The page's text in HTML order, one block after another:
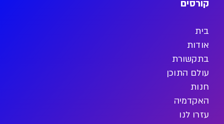
קורסים
בית
אודות
בתקשורת
עולם התוכן
חנות
האקדמיה
עזרו לנו